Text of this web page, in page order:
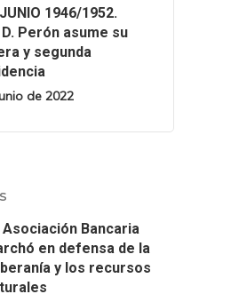
1946/1952.
Perón asume su
y segunda
de 2022
Asociación Bancaria
en defensa de la
y los recursos